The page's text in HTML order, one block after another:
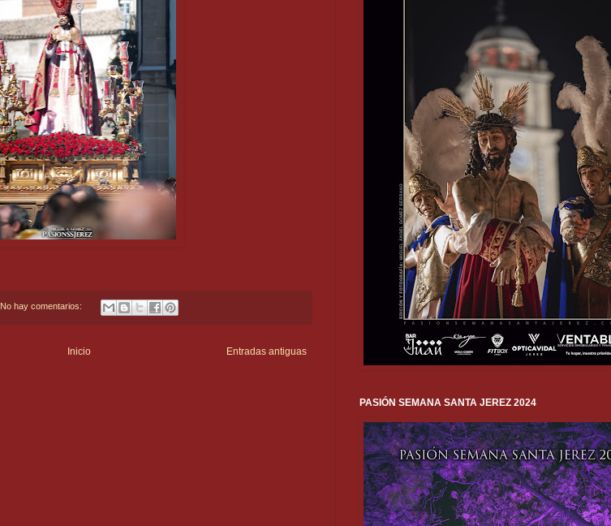
No hay comentarios:
Entradas antiguas
Inicio
PASIÓN SEMANA SANTA JEREZ 2024